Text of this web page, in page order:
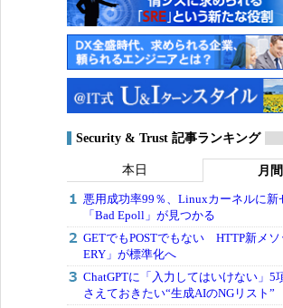
Security & Trust 記事ランキング
本日 月間
悪用成功率99％、Linuxカーネルに新
「Bad Epoll」が見つかる
GETでもPOSTでもない HTTP新メソ
ERY」が標準化へ
ChatGPTに「入力してはいけない」
さえておきたい“生成AIのNGリスト”